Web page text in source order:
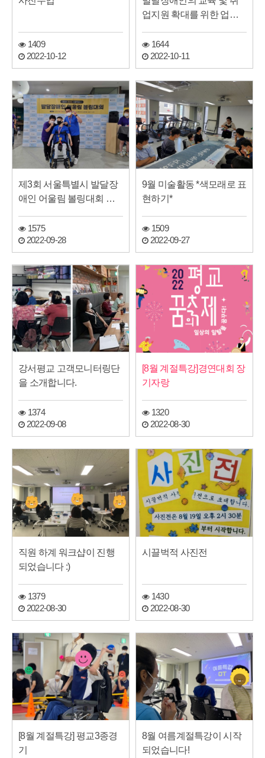
1409
2022-10-12
업지원 확대를 위한 업무
1644
2022-10-11
제3회 서울특별시 발달장
애인 어울림 볼링대회 참
1575
2022-09-28
9월 미술활동 *색모래로 표
현하기*
1509
2022-09-27
강서평교 고객모니터링단
을 소개합니다.
1374
2022-09-08
[8월 계절특강]경연대회 장
기자랑
1320
2022-08-30
직원 하계 워크샵이 진행
되었습니다 :)
1379
2022-08-30
시끌벅적 사진전
1430
2022-08-30
[8월 계절특강] 평교3종경
기
8월 여름계절특강이 시작
되었습니다!